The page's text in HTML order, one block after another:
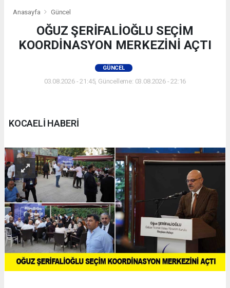
Anasayfa Güncel
OĞUZ ŞERİFALİOĞLU SEÇİM
KOORDİNASYON MERKEZİNİ AÇTI
GÜNCEL
03.08.2026 - 21:45, Güncelleme: 03.08.2026 - 22:16
KOCAELİ HABERİ